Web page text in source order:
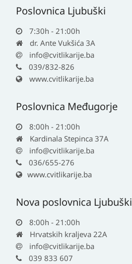
Poslovnica Ljubuški
7:30h - 21:00h
dr. Ante Vukšića 3A
info@cvitlikarije.ba
039/832-826
www.cvitlikarije.ba
Poslovnica Međugorje
8:00h - 21:00h
Kardinala Stepinca 37A
info@cvitlikarije.ba
036/655-276
www.cvitlikarije.ba
Nova poslovnica Ljubuški
8:00h - 21:00h
Hrvatskih kraljeva 22A
info@cvitlikarije.ba
039 833 607